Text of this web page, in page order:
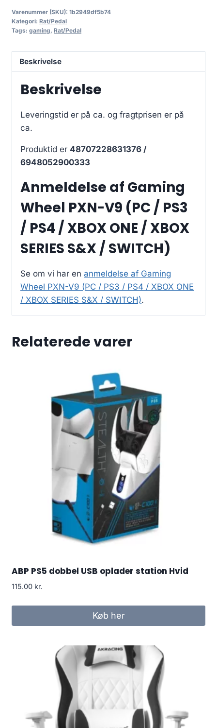
Varenummer (SKU): 1b2949df5b74
Kategori: Rat/Pedal
Tags: gaming, Rat/Pedal
Beskrivelse
Beskrivelse
Leveringstid er på ca. og fragtprisen er på
ca.
Produktid er 48707228631376 /
6948052900333
Anmeldelse af Gaming
Wheel PXN-V9 (PC / PS3
/ PS4 / XBOX ONE / XBOX
SERIES S&X / SWITCH)
Se om vi har en anmeldelse af Gaming
Wheel PXN-V9 (PC / PS3 / PS4 / XBOX ONE
/ XBOX SERIES S&X / SWITCH).
Relaterede varer
ABP PS5 dobbel USB oplader station Hvid
115.00 kr.
Køb her